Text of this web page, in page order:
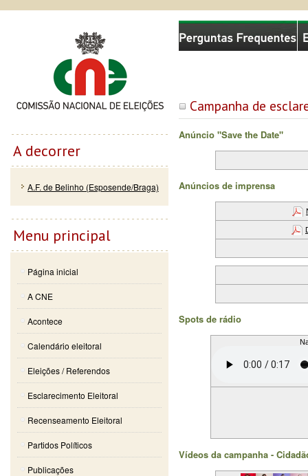
Campanha de
Anúncio "Save the Date"
Anúncios de imprensa
Spots de rádio
Vídeos da campanha -
Comissão Nacional de Eleições
A decorrer
A.F. de Belinho (Esposende/Braga)
Menu principal
Página inicial
A CNE
Acontece
Calendário eleitoral
Eleições / Referendos
Esclarecimento Eleitoral
Recenseamento Eleitoral
Partidos Políticos
Publicações